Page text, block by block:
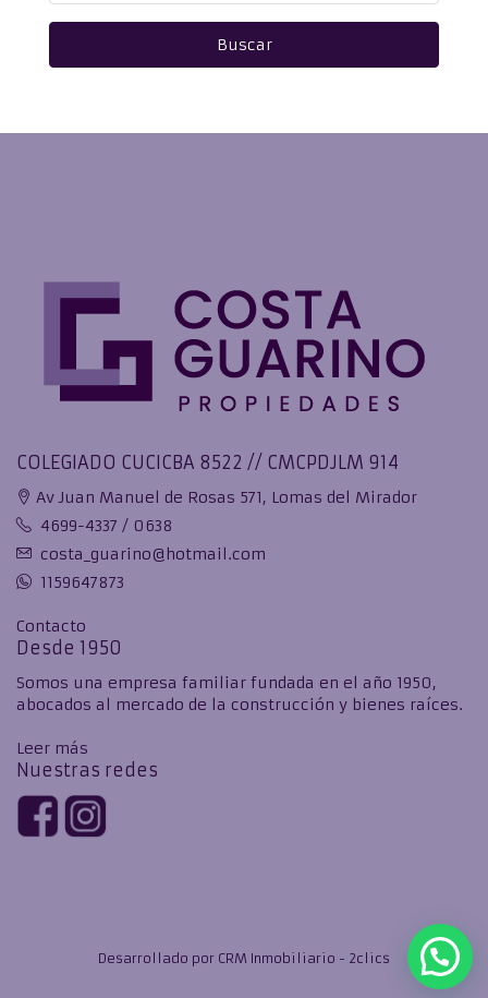
Buscar
COLEGIADO CUCICBA 8522 // CMCPDJLM 914
Av Juan Manuel de Rosas 571, Lomas del Mirador
4699-4337 / 0638
costa_guarino@hotmail.com
1159647873
Contacto
Desde 1950
Somos una empresa familiar fundada en el año 1950,
abocados al mercado de la construcción y bienes raíces.
Leer más
Nuestras redes
Desarrollado por CRM Inmobiliario - 2clics